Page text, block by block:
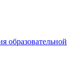
образовательной